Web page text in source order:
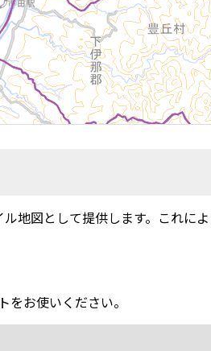
地図として提供します。これに
お使いください。